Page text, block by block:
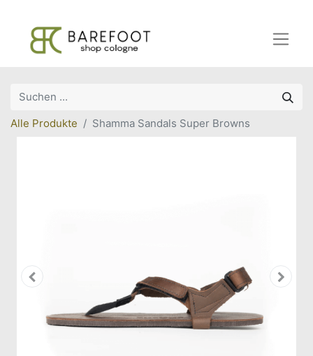
Alle Produkte Shamma Sandals Super Browns